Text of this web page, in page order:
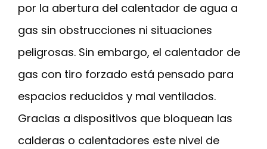
por la abertura del calentador de agua a
gas sin obstrucciones ni situaciones
peligrosas. Sin embargo, el calentador de
gas con tiro forzado está pensado para
espacios reducidos y mal ventilados.
Gracias a dispositivos que bloquean las
calderas o calentadores este nivel de